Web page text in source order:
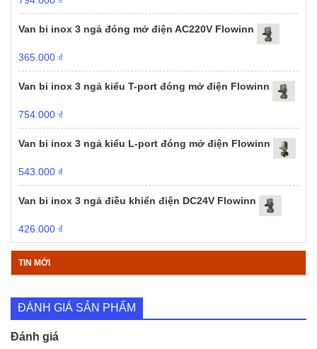
Van bi inox 3 ngả đóng mở điện AC220V Flowinn
365.000 ₫
Van bi inox 3 ngả kiểu T-port đóng mở điện Flowinn
754.000 ₫
Van bi inox 3 ngả kiểu L-port đóng mở điện Flowinn
543.000 ₫
Van bi inox 3 ngả điều khiển điện DC24V Flowinn
426.000 ₫
TIN MỚI
ĐÁNH GIÁ SẢN PHẨM
Đánh giá